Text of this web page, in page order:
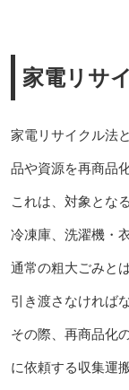
家電リサ
家電リサイクル法
品や資源を再商品
これは、対象とな
冷凍庫、洗濯機・
通常の粗大ごみと
引き渡さなければ
その際、再商品化
に依頼する収集運